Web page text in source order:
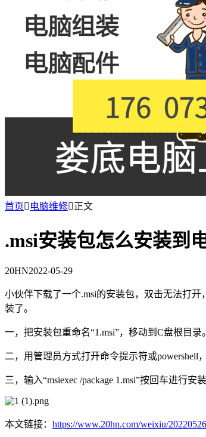
首页 电脑维修正文
.msi安装包怎么安装到
20HN2022-05-29
小伙伴下载了一个.msi的安装包，双击无法打
装了。
一，把安装包重命名“1.msi”，移动到C盘根目录。
二，用管理员方式打开命令提示符或powershell
三，输入“msiexec /package 1.msi”按回车进行
本文链接： https://www.20hn.com/weixiu/